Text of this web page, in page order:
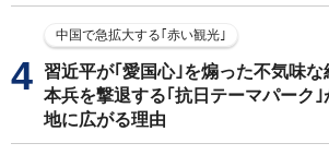
中国で急拡大する｢赤い観光｣
習近平が｢愛国心｣を煽った不気味
本兵を撃退する｢抗日テーマパーク｣
地に広がる理由